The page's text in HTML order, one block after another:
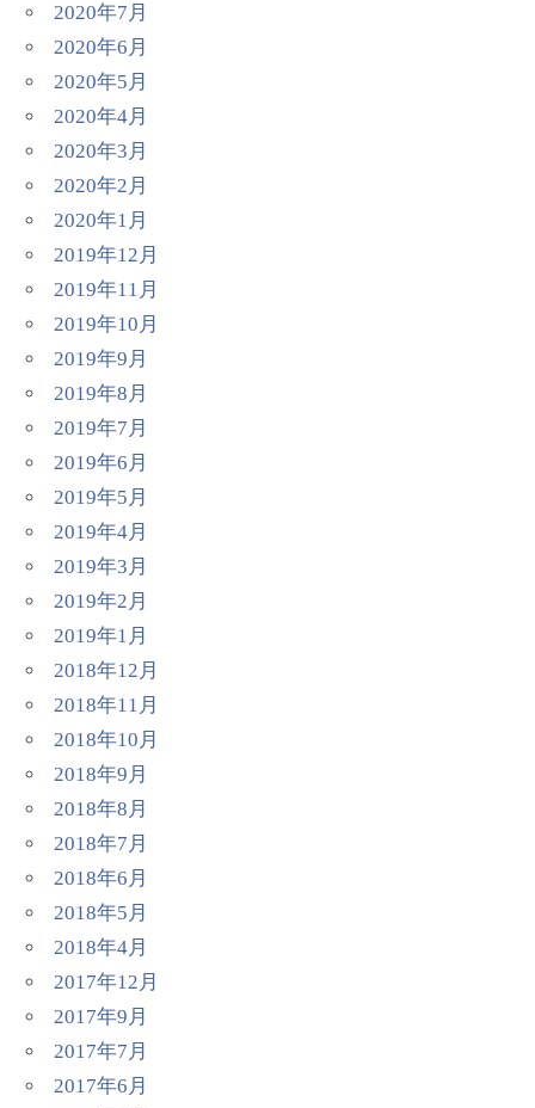
2020年7月
2020年6月
2020年5月
2020年4月
2020年3月
2020年2月
2020年1月
2019年12月
2019年11月
2019年10月
2019年9月
2019年8月
2019年7月
2019年6月
2019年5月
2019年4月
2019年3月
2019年2月
2019年1月
2018年12月
2018年11月
2018年10月
2018年9月
2018年8月
2018年7月
2018年6月
2018年5月
2018年4月
2017年12月
2017年9月
2017年7月
2017年6月